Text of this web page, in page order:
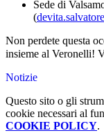
Sede di
(
Non perdete questa
insieme al Veronelli!
Notizie
Questo sito o gli
cookie necessari al
COOKIE POLICY.